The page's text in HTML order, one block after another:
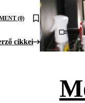
(0)
cikkei
Videó